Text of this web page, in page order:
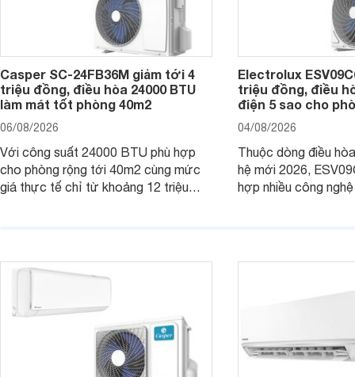
Casper SC-24FB36M giảm tới 4
triệu đồng, điều hòa 24000 BTU
làm mát tốt phòng 40m2
06/08/2026
Với công suất 24000 BTU phù hợp
cho phòng rộng tới 40m2 cùng mức
giá thực tế chỉ từ khoảng 12 triệu
Electrolux
triệu đồng, điều
điện 5 sao cho
04/08/2026
Thuộc dòng điều
hệ mới 2026,
hợp nhiều công